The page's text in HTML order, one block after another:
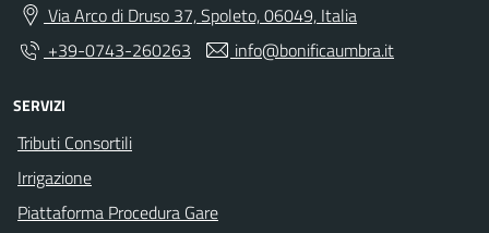
Via Arco di Druso 37, Spoleto, 06049, Italia
+39-0743-260263
info@bonificaumbra.it
SERVIZI
Tributi Consortili
Irrigazione
Piattaforma Procedura Gare